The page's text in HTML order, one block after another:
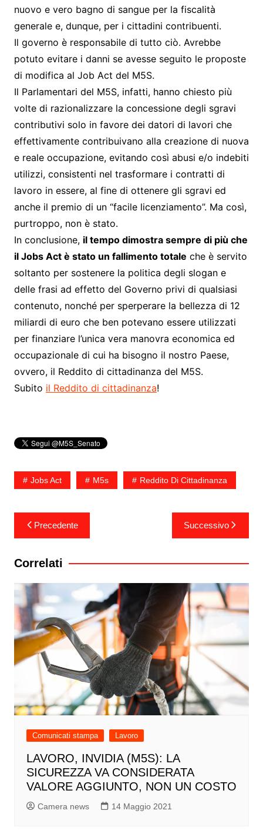
nuovo e vero bagno di sangue per la fiscalità
generale e, dunque, per i cittadini contribuenti.
Il governo è responsabile di tutto ciò. Avrebbe
potuto evitare i danni se avesse seguito le proposte
di modifica al Job Act del M5S.
Il Parlamentari del M5S, infatti, hanno chiesto più
volte di razionalizzare la concessione degli sgravi
contributivi solo in favore dei datori di lavori che
effettivamente contribuivano alla creazione di nuova
e reale occupazione, evitando così abusi e/o indebiti
utilizzi, consistenti nel trasformare i contratti di
lavoro in essere, al fine di ottenere gli sgravi ed
anche il premio di un “facile licenziamento”. Ma così,
purtroppo, non è stato.
In conclusione, il tempo dimostra sempre di più che
il Jobs Act è stato un fallimento totale che è servito
soltanto per sostenere la politica degli slogan e
delle frasi ad effetto del Governo privi di qualsiasi
contenuto, nonché per sperperare la bellezza di 12
miliardi di euro che ben potevano essere utilizzati
per finanziare l’unica vera manovra economica ed
occupazionale di cui ha bisogno il nostro Paese,
ovvero, il Reddito di cittadinanza del M5S.
Subito il Reddito di cittadinanza!
Jobs Act M5s Reddito Di Cittadinanza
Navigazione
articoli
Precedente Successivo
Correlati
Comunicati stampa Lavoro
LAVORO, INVIDIA (M5S): LA
SICUREZZA VA CONSIDERATA
VALORE AGGIUNTO, NON UN COSTO
Camera news 14 Maggio 2021